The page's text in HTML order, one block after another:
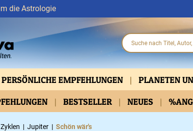
die Astrologie
PERSÖNLICHE EMPFEHLUNGEN PLANETEN
ASTROMEDIZIN PARTNERSCHAFT
GESUNDHEIT CD DVD
BESTSELLER NEUES
| Jupiter | Schön wär's